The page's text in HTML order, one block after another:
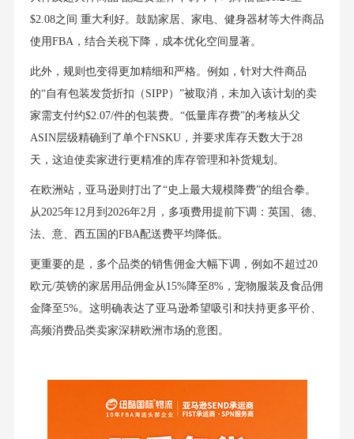
$2.08之间 重大利好。鼓励家居、家电、健身器材等大件商品
使用FBA，结合关税下降，成本优化空间显著。
此外，规则也变得更加精细和严格。例如，针对大件商品
的“自有包装发货折扣（SIPP）”被取消，未加入该计划的卖
家需支付约$2.07/件的包装费。“低量库存费”的考核从父
ASIN层级精确到了单个FNSKU，并要求库存天数大于28
天，这迫使卖家进行更精准的库存管理和补货规划。
在欧洲站，亚马逊则打出了“史上最大规模降费”的组合拳。
从2025年12月到2026年2月，多项费用提前下调：英国、德、
法、意、西五国的FBA配送费平均降低。
更重要的是，多个品类的销售佣金大幅下调，例如不超过20
欧元/英镑的家居用品佣金从15%降至8%，宠物服装及食品佣
金降至5%。这明确表达了亚马逊希望吸引和扶持更多平价、
高频消费品类卖家深耕欧洲市场的意图。